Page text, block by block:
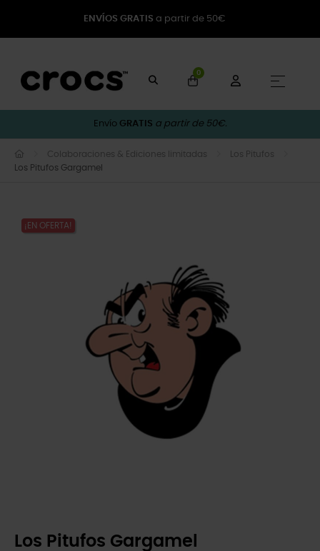
ENVÍOS GRATIS a partir de 50€
0
☰
Envío GRATIS a partir de 50€.
Colaboraciones & Ediciones limitadas
Los Pitufos
Los Pitufos Gargamel
¡EN OFERTA!
Los Pitufos Gargamel